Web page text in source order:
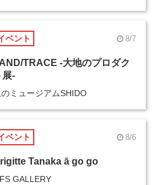
ベント 8/7
TRACE -大地のプロダク
展-
のミュージアムSHIDO
ベント 8/6
Tanaka ā go go
GALLERY